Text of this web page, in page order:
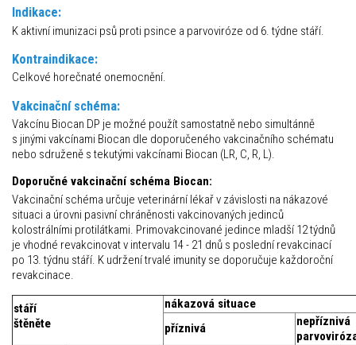
Indikace:
K aktivní imunizaci psů proti psince a parvoviróze od 6. týdne stáří.
Kontraindikace:
Celkové horečnaté onemocnění.
Vakcinační schéma:
Vakcínu Biocan DP je možné použít samostatně nebo simultánně
s jinými vakcínami Biocan dle doporučeného vakcinačního schématu
nebo sdruženě s tekutými vakcínami Biocan (LR, C, R, L).
Doporučné vakcinační schéma Biocan:
Vakcinační schéma určuje veterinární lékař v závislosti na nákazové
situaci a úrovni pasivní chráněnosti vakcinovaných jedinců
kolostrálními protilátkami. Primovakcinované jedince mladší 12 týdnů
je vhodné revakcinovat v intervalu 14 - 21 dnů s poslední revakcinací
po 13. týdnu stáří. K udržení trvalé imunity se doporučuje každoroční
revakcinace.
stáří
štěněte
nákazová situace
příznivá
nepříznivá